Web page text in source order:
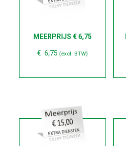
MEERPRIJS € 6,75
€ 6,75 (excl. BTW)